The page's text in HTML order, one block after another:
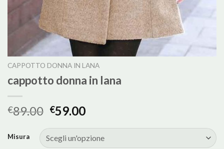
CAPPOTTO DONNA IN LANA
cappotto donna in lana
€89.00 €59.00
Misura